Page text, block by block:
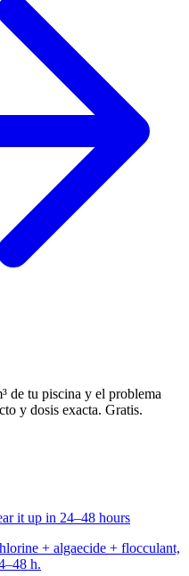
de tu piscina y el problema
y dosis exacta. Gratis.
it up in 24–48 hours
+ algaecide + flocculant,
h.